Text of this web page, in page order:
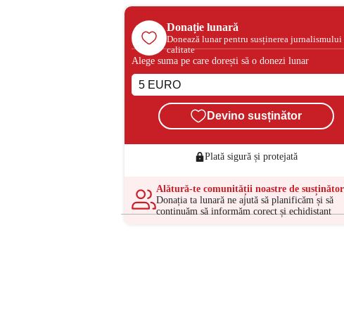
Donație lunară
Donează lunar pentru susținerea jurnalismului
calitate
Alege suma pe care dorești să o donezi lunar
Devino susținător
Plată sigură și protejată
Alătură-te comunității noastre de
Donația ta lunară ne ajută să planificăm și să
continuăm să informăm corect și echidistant